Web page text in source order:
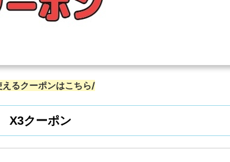
るクーポンはこちら/
X3クーポン